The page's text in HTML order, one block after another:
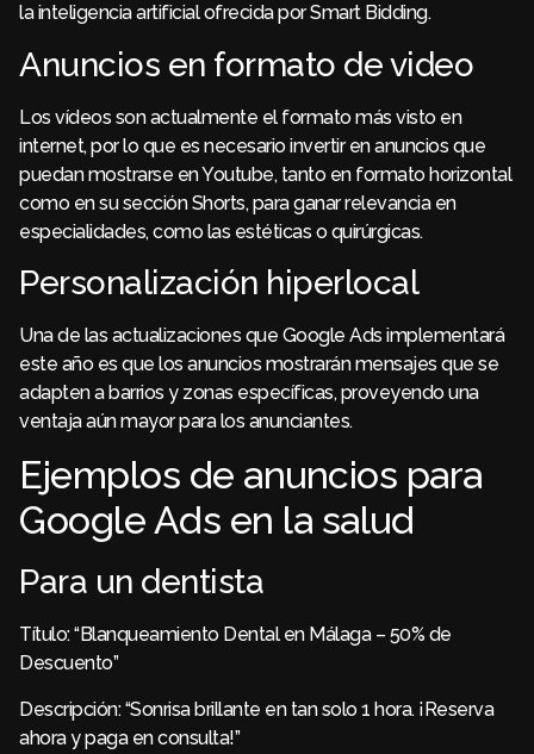
la inteligencia artificial ofrecida por Smart Bidding.
Anuncios en formato de video
Los vídeos son actualmente el formato más visto en
internet, por lo que es necesario invertir en anuncios que
puedan mostrarse en Youtube, tanto en formato horizontal
como en su sección Shorts, para ganar relevancia en
especialidades, como las estéticas o quirúrgicas.
Personalización hiperlocal
Una de las actualizaciones que Google Ads implementará
este año es que los anuncios mostrarán mensajes que se
adapten a barrios y zonas específicas, proveyendo una
ventaja aún mayor para los anunciantes.
Ejemplos de anuncios para
Google Ads en la salud
Para un dentista
Título: “Blanqueamiento Dental en Málaga – 50% de
Descuento”
Descripción: “Sonrisa brillante en tan solo 1 hora. ¡Reserva
ahora y paga en consulta!”